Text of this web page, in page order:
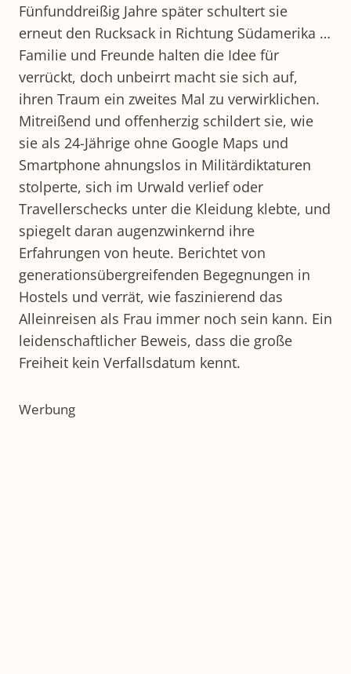
Fünfunddreißig Jahre später schultert sie
erneut den Rucksack in Richtung Südamerika …
Familie und Freunde halten die Idee für
verrückt, doch unbeirrt macht sie sich auf,
ihren Traum ein zweites Mal zu verwirklichen.
Mitreißend und offenherzig schildert sie, wie
sie als 24-Jährige ohne Google Maps und
Smartphone ahnungslos in Militärdiktaturen
stolperte, sich im Urwald verlief oder
Travellerschecks unter die Kleidung klebte, und
spiegelt daran augenzwinkernd ihre
Erfahrungen von heute. Berichtet von
generationsübergreifenden Begegnungen in
Hostels und verrät, wie faszinierend das
Alleinreisen als Frau immer noch sein kann. Ein
leidenschaftlicher Beweis, dass die große
Freiheit kein Verfallsdatum kennt.
Werbung